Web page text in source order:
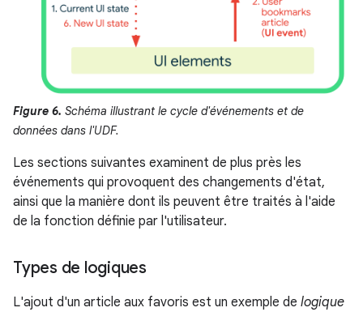
Figure 6. Schéma illustrant le cycle d'événements et de
données dans l'UDF.
Les sections suivantes examinent de plus près les
événements qui provoquent des changements d'état,
ainsi que la manière dont ils peuvent être traités à l'aide
de la fonction définie par l'utilisateur.
Types de logiques
L'ajout d'un article aux favoris est un exemple de logique